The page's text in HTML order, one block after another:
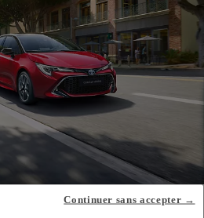
Continuer sans accepter →